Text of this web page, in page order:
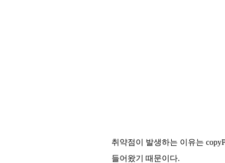
취약점이 발생하는 이유는
들어왔기 때문이다.